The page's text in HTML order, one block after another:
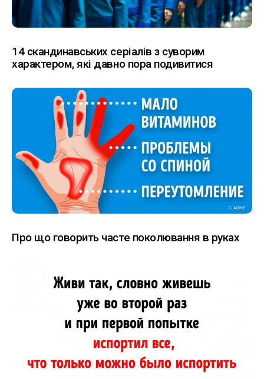
14 скандинавських серіалів з суворим
характером, які давно пора подивитися
Про що говорить часте поколювання в руках